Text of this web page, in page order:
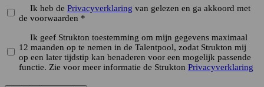
* Ik heb de Privacyverklaring van gelezen en ga akkoord met
de voorwaarden *
Ik geef Strukton toestemming om mijn gegevens maximaal
12 maanden op te nemen in de Talentpool, zodat Strukton mij
op een later tijdstip kan benaderen voor een mogelijk passende
functie. Zie voor meer informatie de Strukton Privacyverklaring